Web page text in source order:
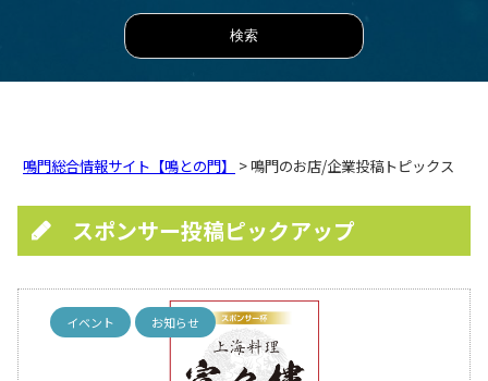
鳴門総合情報サイト【鳴との門】 > 鳴門のお店/企業投稿トピックス
スポンサー投稿ピックアップ
イベント お知らせ